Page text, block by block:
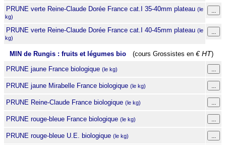
PRUNE verte Reine-Claude Dorée France cat.I 35-40mm plateau (le
kg)
PRUNE verte Reine-Claude Dorée France cat.I 40-45mm plateau (le
kg)
MIN de Rungis : fruits et légumes bio (cours Grossistes en € HT)
PRUNE jaune France biologique (le kg)
PRUNE jaune Mirabelle France biologique (le kg)
PRUNE Reine-Claude France biologique (le kg)
PRUNE rouge-bleue France biologique (le kg)
PRUNE rouge-bleue U.E. biologique (le kg)